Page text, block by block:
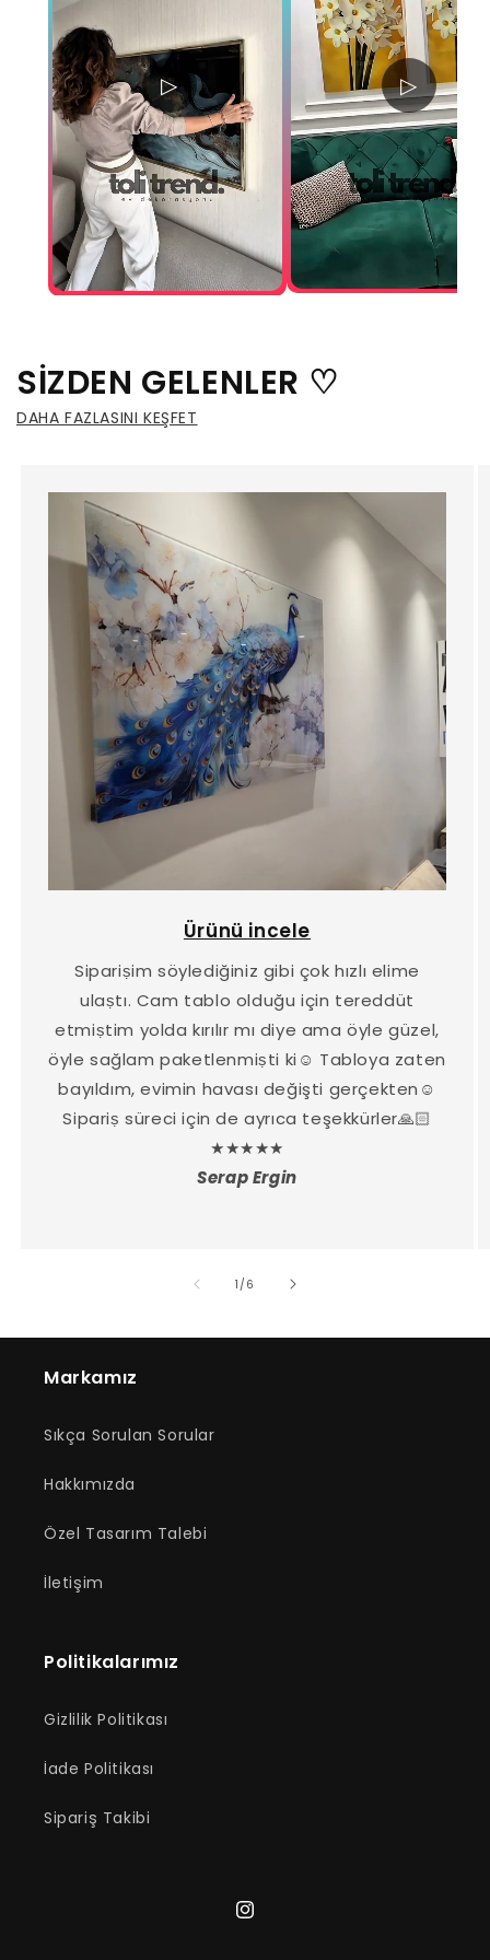
▷ ▷
SİZDEN GELENLER ♡
DAHA FAZLASINI KEŞFET
Ürünü incele
Sipariṣim söylediğiniz gibi çok hızlı elime
ulaṣtı. Cam tablo olduğu için tereddüt
etmiṣtim yolda kırılır mı diye ama öyle güzel,
öyle sağlam paketlenmiṣti ki☺️ Tabloya zaten
bayıldım, evimin havası değişti gerçekten☺️
Sipariṣ süreci için de ayrıca teşekkürler🙏🏻
★★★★★
Serap Ergin
1 //6
Markamız
Sıkça Sorulan Sorular
Hakkımızda
Özel Tasarım Talebi
İletişim
Politikalarımız
Gizlilik Politikası
İade Politikası
Sipariş Takibi
Instagram